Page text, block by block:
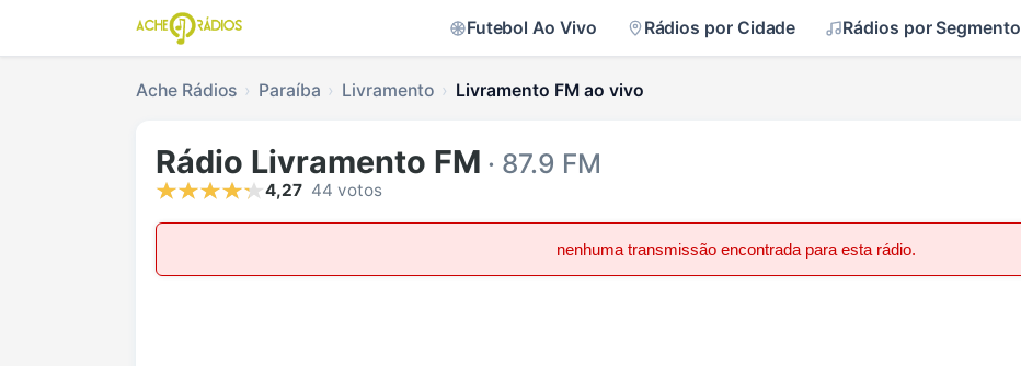
Futebol Ao Vivo Rádios por Cidade Rádios por Segmento
Ache Rádios Paraíba Livramento Livramento FM ao vivo
Rádio Livramento FM · 87.9 FM
4,27 44 votos
nenhuma transmissão encontrada para esta rádio.